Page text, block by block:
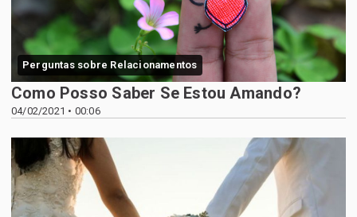
Perguntas sobre Relacionamentos
04/02/2021 • 00:06
Como Posso Saber Se Estou Amando?